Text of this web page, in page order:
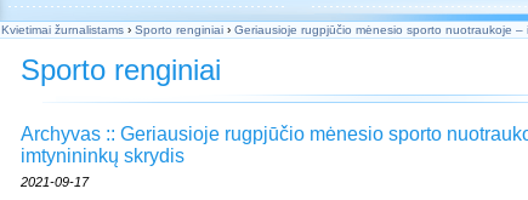
Kvietimai žurnalistams › Sporto renginiai › Geriausioje rugpjūčio mėnesio sporto nuotraukoje –
Sporto renginiai
Archyvas :: Geriausioje rugpjūčio mėnesio sporto
imtynininkų skrydis
2021-09-17